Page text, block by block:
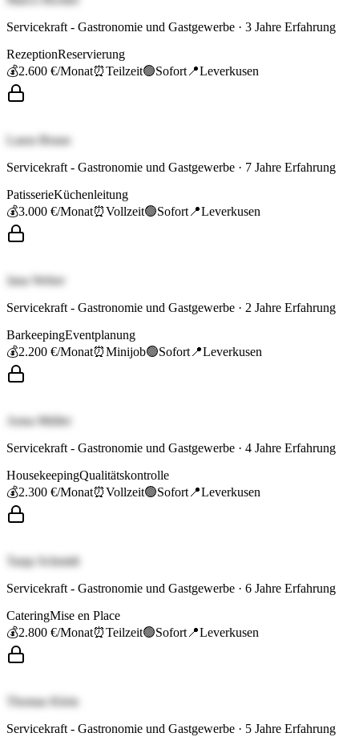
Servicekraft - Gastronomie und Gastgewerbe · 3 Jahre Erfahrung
RezeptionReservierung
💰2.600 €/Monat⏰Teilzeit🟢Sofort 📍Leverkusen
Laura Braun
Servicekraft - Gastronomie und Gastgewerbe · 7 Jahre Erfahrung
PatisserieKüchenleitung
💰3.000 €/Monat⏰Vollzeit🟢Sofort 📍Leverkusen
Jana Weber
Servicekraft - Gastronomie und Gastgewerbe · 2 Jahre Erfahrung
BarkeepingEventplanung
💰2.200 €/Monat⏰Minijob🟢Sofort 📍Leverkusen
Anna Müller
Servicekraft - Gastronomie und Gastgewerbe · 4 Jahre Erfahrung
HousekeepingQualitätskontrolle
💰2.300 €/Monat⏰Vollzeit🟢Sofort 📍Leverkusen
Tanja Schmidt
Servicekraft - Gastronomie und Gastgewerbe · 6 Jahre Erfahrung
CateringMise en Place
💰2.800 €/Monat⏰Teilzeit🟢Sofort 📍Leverkusen
Thomas Klein
Servicekraft - Gastronomie und Gastgewerbe · 5 Jahre Erfahrung